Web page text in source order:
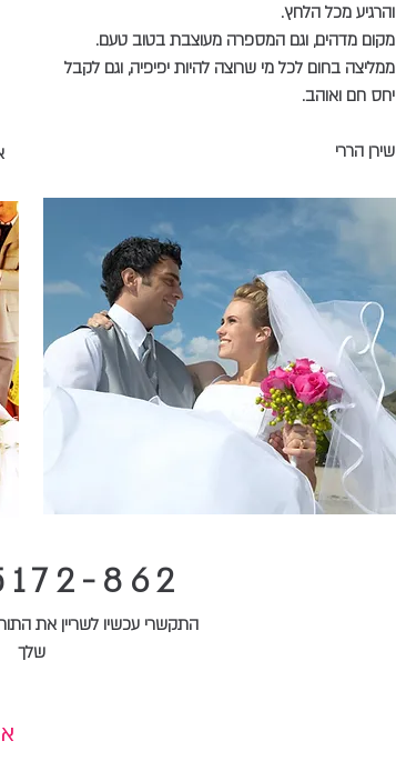
והרגיע מכל הלחץ.
מקום מדהים, וגם המספרה מעוצבת בטוב טעם.
ממליצה בחום לכל מי שרוצה להיות יפיפיה, וגם לקבל
יחס חם ואוהב.
שירן הררי
862
התקשרי עכשיו לשריין את
שלך